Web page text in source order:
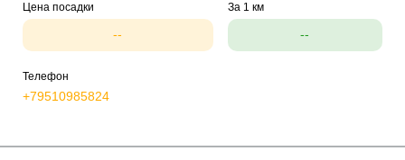
Цена посадки
--
За 1 км
--
Телефон
+79510985824